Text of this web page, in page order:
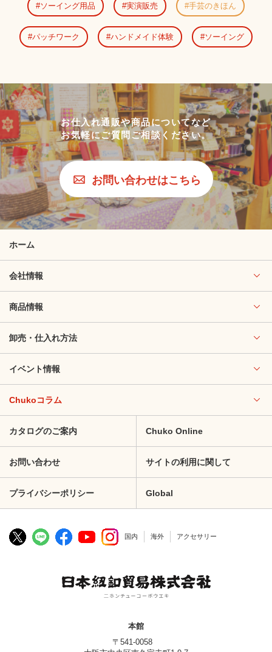
ソーイング用品 実演販売 手芸のきほん
パッチワーク ハンドメイド体験 ソーイング
お仕入れ通販や商品についてなど
お気軽にご質問ご相談ください。
お問い合わせはこちら
ホーム
会社情報
商品情報
卸売・仕入れ方法
イベント情報
Chukoコラム
カタログのご案内 Chuko Online
お問い合わせ サイトの利用に関して
プライバシーポリシー Global
国内 海外 アクセサリー
本館
〒541-0058